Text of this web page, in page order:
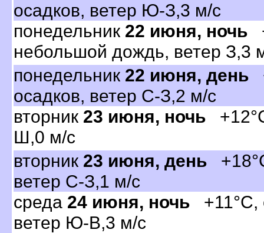
осадков, ветер Ю-З,3 м/с
понедельник 22 июня, ночь
небольшой дождь, ветер З,3
понедельник 22 июня, день
осадков, ветер С-З,2 м/с
торник 23 июня, ночь
Ш,0 м/с
торник 23 июня, день
етер С-З,1 м/с
среда 24 июня, ночь +11°C,
етер Ю-В,3 м/с